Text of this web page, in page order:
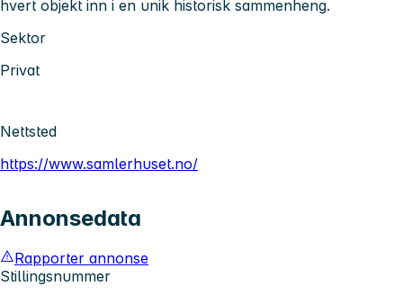
hvert objekt inn i en unik historisk sammenheng.
Sektor
Privat
Nettsted
https://www.samlerhuset.no/
Annonsedata
Rapporter annonse
Stillingsnummer